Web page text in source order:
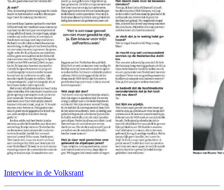
Interview in de Volksrant